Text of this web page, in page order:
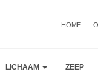
HOME
LICHAAM ZEEP